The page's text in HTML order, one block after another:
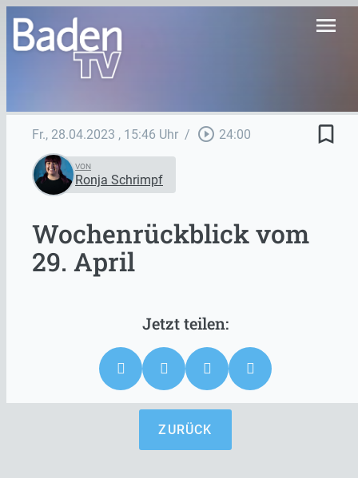
menu
Fr., 28.04.2023 , 15:46 Uhr / play_circle_outline 24:00 bookmark_border
VON
Ronja Schrimpf
Wochenrückblick vom
29. April
ZURÜCK